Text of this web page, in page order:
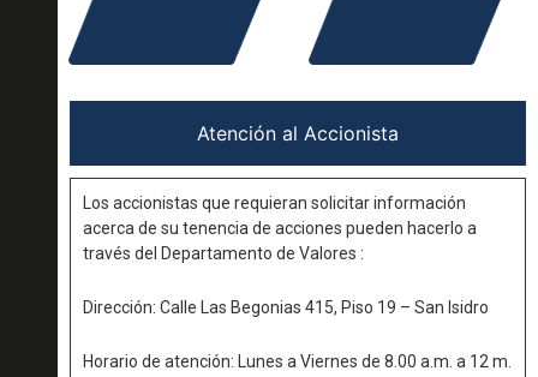
Atención al Accionista
Los accionistas que requieran solicitar información
acerca de su tenencia de acciones pueden hacerlo a
través del Departamento de Valores :
Dirección: Calle Las Begonias 415, Piso 19 – San Isidro
Horario de atención: Lunes a Viernes de 8.00 a.m. a 12 m.